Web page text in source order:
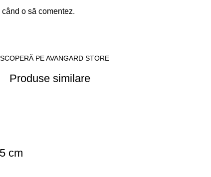
o să comentez.
PE AVANGARD STORE
Produse similare
cm